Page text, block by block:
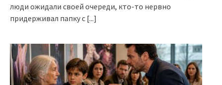
люди ожидали своей очереди, кто-то нервно
придерживал папку с [...]